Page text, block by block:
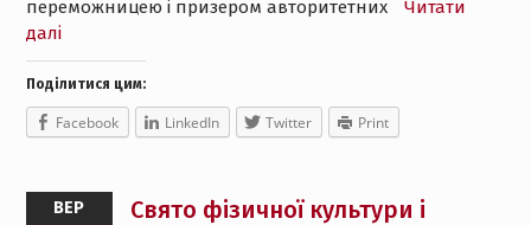
переможницею і призером авторитетних
Читати
далі
Поділитися цим:
Facebook LinkedIn Twitter Print
ВЕР
Свято фізичної культури і